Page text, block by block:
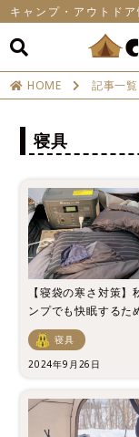
キャンプ・アウトド
HOME 記事一覧
寝具
【寝袋の寒さ対策】
ンプでも快眠するた
やグッズを紹介！
寝具
2024年9月26日